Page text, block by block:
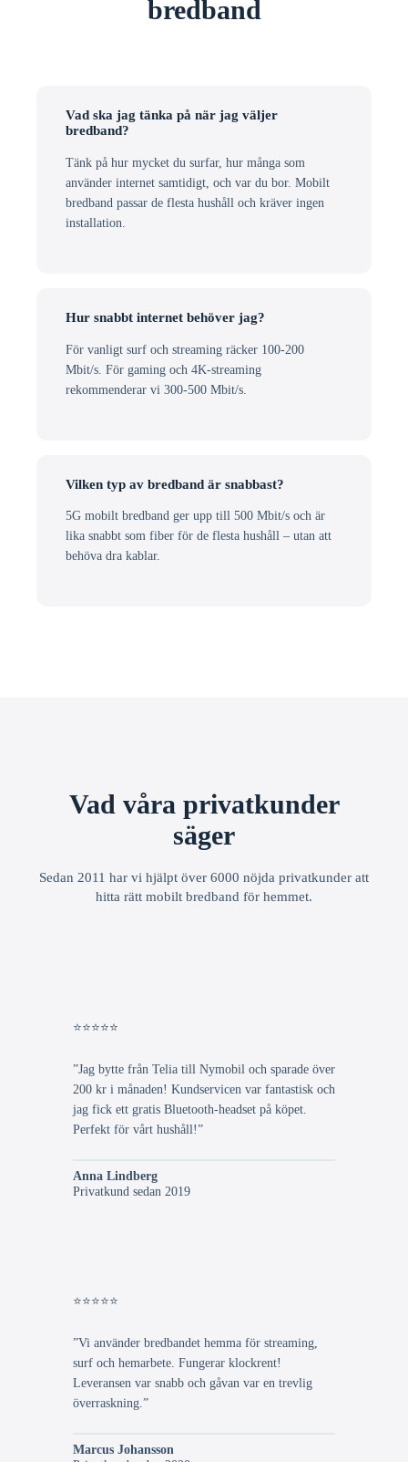
bredband
Vad ska jag tänka på när jag väljer
bredband?
Tänk på hur mycket du surfar, hur många som
använder internet samtidigt, och var du bor. Mobilt
bredband passar de flesta hushåll och kräver ingen
installation.
Hur snabbt internet behöver jag?
För vanligt surf och streaming räcker 100-200
Mbit/s. För gaming och 4K-streaming
rekommenderar vi 300-500 Mbit/s.
Vilken typ av bredband är snabbast?
5G mobilt bredband ger upp till 500 Mbit/s och är
lika snabbt som fiber för de flesta hushåll – utan att
behöva dra kablar.
Vad våra privatkunder
säger
Sedan 2011 har vi hjälpt över 6000 nöjda privatkunder att
hitta rätt mobilt bredband för hemmet.
⭐⭐⭐⭐⭐
”Jag bytte från Telia till Nymobil och sparade över
200 kr i månaden! Kundservicen var fantastisk och
jag fick ett gratis Bluetooth-headset på köpet.
Perfekt för vårt hushåll!”
Anna Lindberg
Privatkund sedan 2019
⭐⭐⭐⭐⭐
”Vi använder bredbandet hemma för streaming,
surf och hemarbete. Fungerar klockrent!
Leveransen var snabb och gåvan var en trevlig
överraskning.”
Marcus Johansson